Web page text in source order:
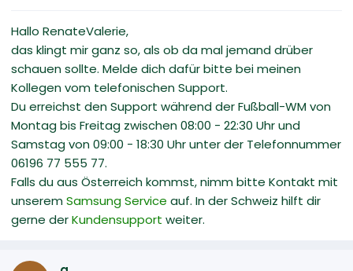
Hallo RenateValerie,
das klingt mir ganz so, als ob da mal jemand drüber
schauen sollte. Melde dich dafür bitte bei meinen
Kollegen vom telefonischen Support.
Du erreichst den Support während der Fußball-WM von
Montag bis Freitag zwischen 08:00 - 22:30 Uhr und
Samstag von 09:00 - 18:30 Uhr unter der Telefonnummer
06196 77 555 77.
Falls du aus Österreich kommst, nimm bitte Kontakt mit
unseremSamsung Service auf. In der Schweiz hilft dir
gerne derKundensupport weiter.